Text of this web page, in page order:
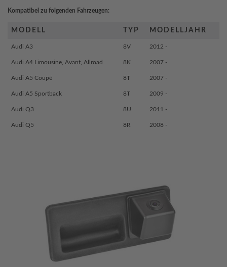
Kompatibel zu folgenden Fahrzeugen:
MODELL TYP MODELLJAHR
Audi A3 8V 2012 -
Audi A4 Limousine, Avant, Allroad 8K 2007 -
Audi A5 Coupé 8T 2007 -
Audi A5 Sportback 8T 2009 -
Audi Q3 8U 2011 -
Audi Q5 8R 2008 -